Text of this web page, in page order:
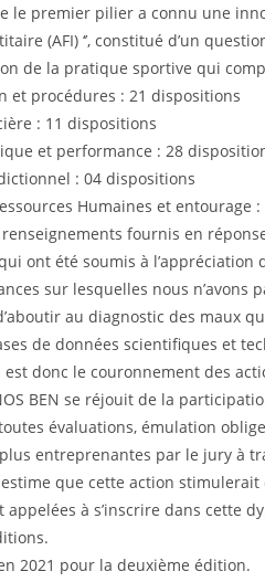
le premier pilier a connu une
(AFI) ‘’, constitué d’un
de la pratique sportive qui
et procédures : 21 dispositions
: 11 dispositions
et performance : 28
: 04 dispositions
Humaines et entourage
renseignements fournis en
ont été soumis à
sur lesquelles nous n’avons
au diagnostic des maux
de données scientifiques et
est donc le couronnement des
BEN se réjouit de la
évaluations, émulation
entreprenantes par le jury à
estime que cette action
appelées à s’inscrire dans cette
2021 pour la deuxième édition.